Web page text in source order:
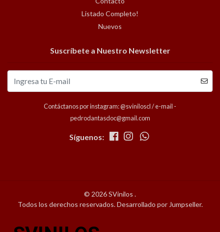
Listado Completo!
Nuevos
Suscríbete a Nuestro Newsletter
Contáctanos por instagram: @sviniloscl / e-mail -
pedrodantasdoc@gmail.com
Síguenos:
© 2026 SVinilos .
Todos los derechos reservados.Desarrollado por Jumpseller.